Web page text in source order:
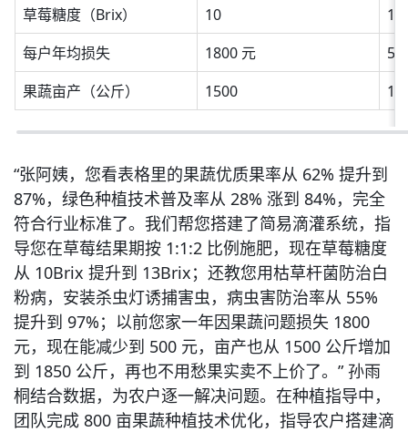
草莓糖度（Brix）
10
13
每户年均损失
1800 元
果蔬亩产（公斤）
1500
“张阿姨，您看表格里的果蔬优质果率从 62% 提升到
87%，绿色种植技术普及率从 28% 涨到 84%，完全
符合行业标准了。我们帮您搭建了简易滴灌系统，指
导您在草莓结果期按 1:1:2 比例施肥，现在草莓糖度
从 10Brix 提升到 13Brix；还教您用枯草杆菌防治白
粉病，安装杀虫灯诱捕害虫，病虫害防治率从 55%
提升到 97%；以前您家一年因果蔬问题损失 1800
元，现在能减少到 500 元，亩产也从 1500 公斤增加
到 1850 公斤，再也不用愁果实卖不上价了。” 孙雨
桐结合数据，为农户逐一解决问题。在种植指导中，
团队完成 800 亩果蔬种植技术优化，指导农户搭建滴